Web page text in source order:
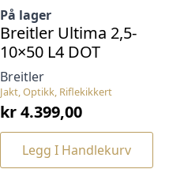
Jakt, Optikk, Riflekikkert
Breitler
På lager
Breitler Ultima 2,5-
10×50 L4 DOT
kr4.399,00
Legg I Handlekurv